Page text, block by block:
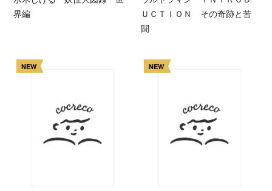
界編
ＵＣＴＩＯＮ その奇跡と苦
闘
NEW NEW